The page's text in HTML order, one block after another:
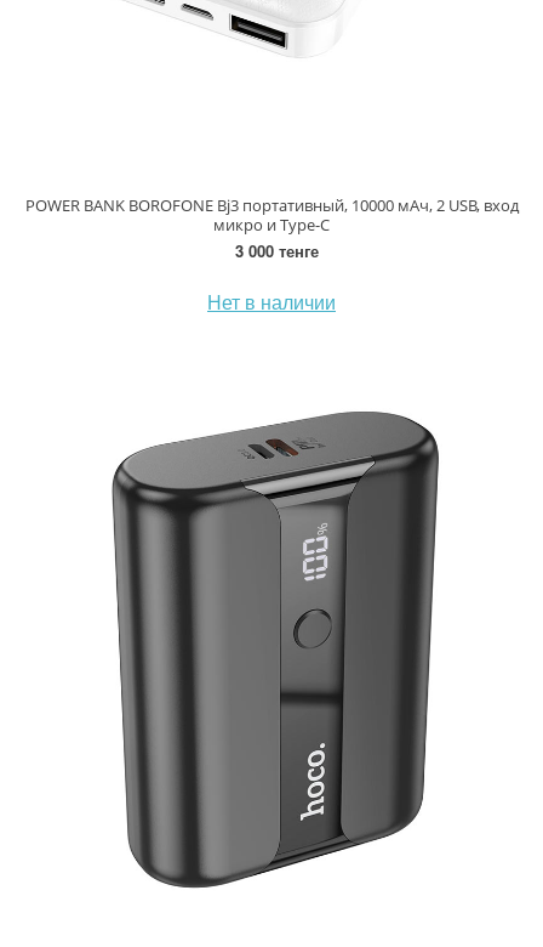
POWER BANK BOROFONE Bj3 портативный, 10000 мАч, 2 USB, вход
микро и Type-C
3 000 тенге
Нет в наличии